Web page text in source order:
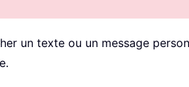
un texte ou un message